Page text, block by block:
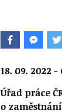
18. 09. 2022 -
Úřad práce
o